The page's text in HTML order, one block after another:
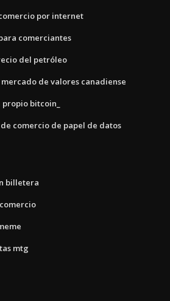
por internet
comerciantes
del petróleo
de valores canadiense
bitcoin_
comercio de papel de datos
billetera
mtg